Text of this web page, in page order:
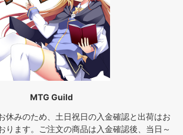
MTG Guild
休みのため、土日祝日の入金確認と出荷はお
ります。ご注文の商品は入金確認後、当日～